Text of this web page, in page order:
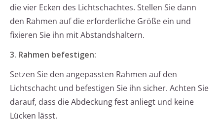
die vier Ecken des Lichtschachtes. Stellen Sie dann
den Rahmen auf die erforderliche Größe ein und
fixieren Sie ihn mit Abstandshaltern.
3. Rahmen befestigen:
Setzen Sie den angepassten Rahmen auf den
Lichtschacht und befestigen Sie ihn sicher. Achten Sie
darauf, dass die Abdeckung fest anliegt und keine
Lücken lässt.